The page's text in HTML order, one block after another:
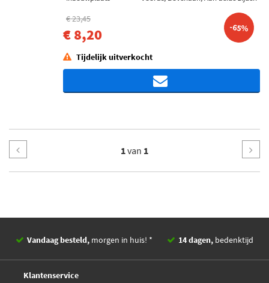
€ 23,45
€ 8,20 -65%
Tijdelijk uitverkocht
1van 1
Vandaag besteld, morgen in huis! * 14 dagen, bedenktijd
Klantenservice